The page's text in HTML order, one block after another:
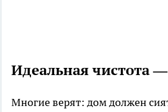
Идеальная чистота
Многие верят: дом должен